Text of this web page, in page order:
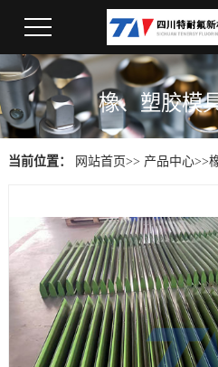
橡、塑胶模
当前位置： 网站首页>> 产品中心>>